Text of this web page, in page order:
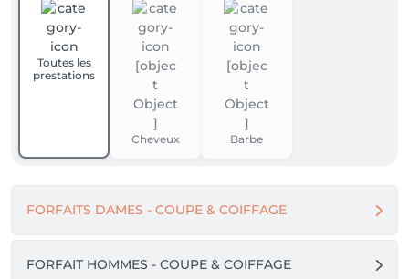
transmise de père en fils. Franck et son fils Fabien,
Directeur Artistique, travaillent main dans la main
pour innover et insuffler à la marque un dynamisme
sans cesse renouvelé.
Toutes les
prestations
Cheveux Barbe
FORFAITS DAMES - COUPE & COIFFAGE
FORFAIT HOMMES - COUPE & COIFFAGE